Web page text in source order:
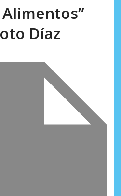
Alimentos”
Díaz